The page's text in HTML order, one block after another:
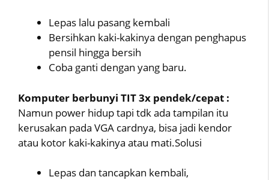
Lepas lalu pasang kembali
Bersihkan kaki-kakinya dengan penghapus
pensil hingga bersih
Coba ganti dengan yang baru.
Komputer berbunyi TIT 3x pendek/cepat :
Namun power hidup tapi tdk ada tampilan itu
kerusakan pada VGA cardnya, bisa jadi kendor
atau kotor kaki-kakinya atau mati.Solusi
Lepas dan tancapkan kembali,